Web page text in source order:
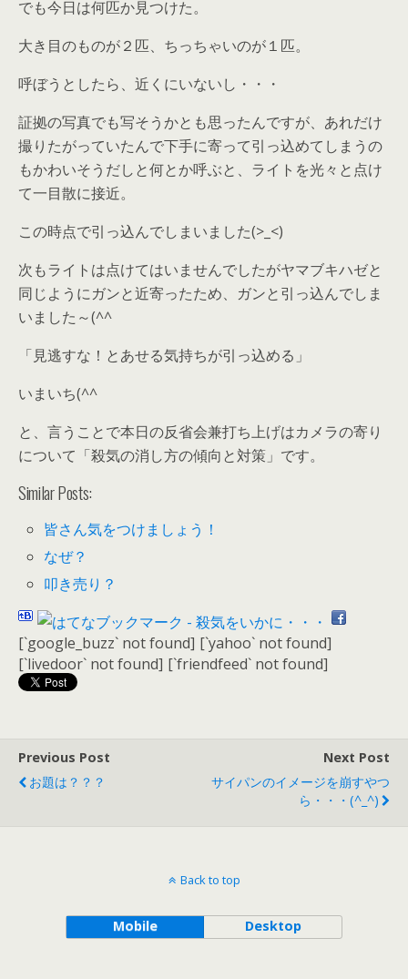
でも今日は何匹か見つけた。
大き目のものが２匹、ちっちゃいのが１匹。
呼ぼうとしたら、近くにいないし・・・
証拠の写真でも写そうかとも思ったんですが、あれだけ
撮りたがっていたんで下手に寄って引っ込めてしまうの
もかわいそうだしと何とか呼ぶと、ライトを光々と点け
て一目散に接近。
この時点で引っ込んでしまいました(>_<)
次もライトは点けてはいませんでしたがヤマブキハゼと
同じようにガンと近寄ったため、ガンと引っ込んでしま
いました～(^^ゞ
「見逃すな！とあせる気持ちが引っ込める」
いまいち(^^ゞ
と、言うことで本日の反省会兼打ち上げはカメラの寄り
について「殺気の消し方の傾向と対策」です。
Similar Posts:
皆さん気をつけましょう！
なぜ？
叩き売り？
[`google_buzz` not found] [`yahoo` not found]
[`livedoor` not found] [`friendfeed` not found]
Previous Post
お題は？？？
Next Post
サイパンのイメージを崩すやつ
ら・・・(^_^)
Back to top
Mobile Desktop